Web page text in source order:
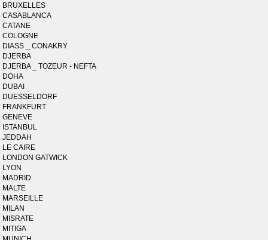
BRUXELLES
CASABLANCA
CATANE
COLOGNE
DIASS _ CONAKRY
DJERBA
DJERBA _ TOZEUR - NEFTA
DOHA
DUBAI
DUESSELDORF
FRANKFURT
GENEVE
ISTANBUL
JEDDAH
LE CAIRE
LONDON GATWICK
LYON
MADRID
MALTE
MARSEILLE
MILAN
MISRATE
MITIGA